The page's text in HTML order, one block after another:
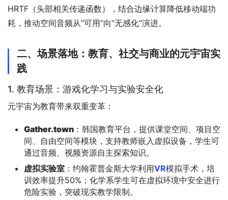
HRTF（头部相关传递函数），结合边缘计算降低移动端功
耗，推动空间音频从“可用”向“无感化”演进。
二、场景落地：教育、社交与商业的元宇宙实
践
1. 教育场景：游戏化学习与实验安全化
元宇宙为教育带来双重变革：
Gather.town ：韩国教育平台，提供课堂空间、项目空
间、自由空间等模块，支持教师嵌入虚拟设备，学生可
通过音频、视频资源自主探索知识。
虚拟实验室 ：约翰霍普金斯大学利用VR模拟手术，培
训效率提升50%；化学系学生可在虚拟环境中安全进行
危险实验，突破现实教学限制。